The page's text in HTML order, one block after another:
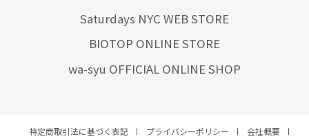
Saturdays NYC WEB STORE
BIOTOP ONLINE STORE
wa-syu OFFICIAL ONLINE SHOP
特定商取引法に基づく表記 プライバシーポリシー
会社概要